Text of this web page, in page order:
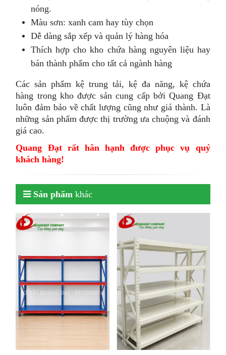
nóng.
Màu sơn: xanh cam hay tùy chọn
Dễ dàng sắp xếp và quản lý hàng hóa
Thích hợp cho kho chứa hàng nguyên liệu hay
bán thành phẩm cho tất cả ngành hàng
Các sản phẩm kệ trung tải, kệ đa năng, kệ chứa
hàng trong kho được sản cung cấp bởi Quang Đạt
luôn đảm bảo về chất lượng cũng như giá thành. Là
những sản phẩm được thị trường ưa chuộng và đánh
giá cao.
Quang Đạt rất hân hạnh được phục vụ quý
khách hàng!
Sản phẩm khác